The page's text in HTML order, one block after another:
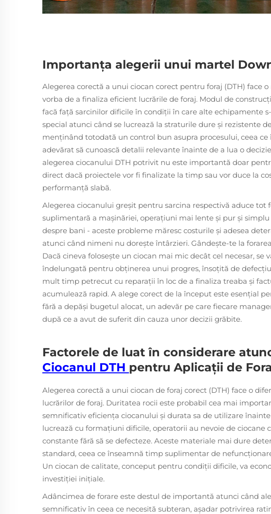
Importanța alegerii unui martel
Alegerea corectă a unui ciocan corect pentru foraj (DTH) face
vorba de a finaliza eficient lucrările de foraj. Modul de
facă față sarcinilor dificile în condiții în care alte echipamente
special atunci când se lucrează la straturile dure și rezistente
menținând totodată un control bun asupra procesului, ceea
adevărat să cunoască detalii relevante înainte de a lua o
alegerea ciocanului DTH potrivit nu este importantă doar
direct dacă proiectele vor fi finalizate la timp sau vor duce la
performanță slabă.
Alegerea ciocanului greșit pentru sarcina respectivă aduce tot
suplimentară a mașinăriei, operațiuni mai lente și pur și
despre bani - aceste probleme măresc costurile și adesea
atunci când nimeni nu dorește întârzieri. Gândește-te la
Dacă cineva folosește un ciocan mai mic decât cel necesar, se
îndelungată pentru obținerea unui progres, însoțită de
mult timp petrecut cu reparații în loc de a finaliza treaba și
acumulează rapid. A alege corect de la început este esențial
fără a depăși bugetul alocat, un adevăr pe care fiecare
după ce a avut de suferit din cauza unor decizii grăbite.
Factorele de luat în considerare
Ciocanul DTH pentru Aplicații de
Alegerea corectă a unui ciocan de foraj corect (DTH) face o
lucrărilor de foraj. Duritatea rocii este probabil cea mai
semnificativ eficiența ciocanului și durata sa de utilizare
lucrează cu formațiuni dificile, operatorii au nevoie de ciocane
constante fără să se defecteze. Aceste materiale mai dure
standard, ceea ce înseamnă timp suplimentar de
Un ciocan de calitate, conceput pentru condiții dificile, va
investiției inițiale.
Adâncimea de forare este destul de importantă atunci când
semnificativ în ceea ce necesită subteran, așadar potrivirea